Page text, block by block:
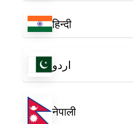
हिन्दी
اردو
नेपाली